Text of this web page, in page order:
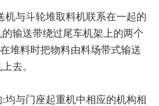
与斗轮堆取料机联系在一起的
输送带绕过尾车机架上的两个
堆料时把物料由料场带式输送
去。
与门座起重机中相应的机构相